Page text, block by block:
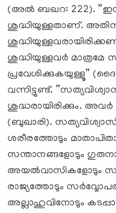
(അല്‍ ബഖറ: 222).
ശുദ്ധിയുള്ളതാണ്.
ശുദ്ധിയുള്ളവര്‍ മാത്രമേ
പ്രവേശിക്കുകയുള്ളൂ”
വന്നിട്ടുണ്ട്.
ശുദ്ധരായിരിക്കും. അവര്‍
(ബുഖാരി).
ശരീരത്തോടും
സന്താനങ്ങളോടും
അയല്‍വാസികളോടും
രാജ്യത്തോടും
അല്ലാഹുവിനോടും